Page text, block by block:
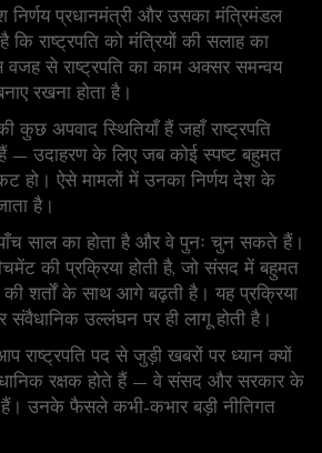
प्रधानमंत्री और उसका मंत्रिमंडल
राष्ट्रपति को मंत्रियों की सलाह का
वजह से राष्ट्रपति का काम अक्सर समन्वय
रखना होता है।
कुछ अपवाद स्थितियाँ हैं जहाँ राष्ट्रपति
— उदाहरण के लिए जब कोई स्पष्ट बहुमत
हो। ऐसे मामलों में उनका निर्णय देश के
है।
पाँच साल का होता है और वे पुनः चुन सकते हैं।
की प्रक्रिया होती है, जो संसद में बहुमत
शर्तों के साथ आगे बढ़ती है। यह प्रक्रिया
उल्लंघन पर ही लागू होती है।
पद से जुड़ी खबरों पर ध्यान क्यों
रक्षक होते हैं — वे संसद और सरकार के
उनके फैसले कभी-कभार बड़ी नीतिगत